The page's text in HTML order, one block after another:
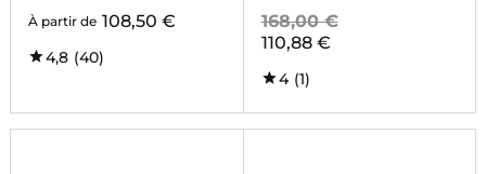
À partir de 108,50 €
4,8 (40)
168,00 €
110,88 €
4 (1)